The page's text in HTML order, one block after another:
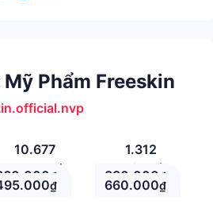
Phẩm Freeskin
10.677
Theo Dõi
1.312
Nhận xét
₫ 330.000 ₫
₫ 660.000₫